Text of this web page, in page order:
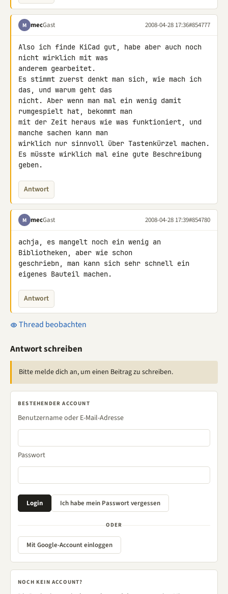
M mecGast 2008-04-28 17:36#854777
Also ich finde KiCad gut, habe aber auch noch
nicht wirklich mit was
anderem gearbeitet.
Es stimmt zuerst denkt man sich, wie mach ich
das, und warum geht das
nicht. Aber wenn man mal ein wenig damit
rumgespielt hat, bekommt man
mit der Zeit heraus wie was funktioniert, und
manche sachen kann man
wirklich nur sinnvoll über Tastenkürzel machen.
Es müsste wirklich mal eine gute Beschreibung
geben.
Antwort
M mecGast 2008-04-28 17:39#854780
achja, es mangelt noch ein wenig an
Bibliotheken, aber wie schon
geschriebn, man kann sich sehr schnell ein
eigenes Bauteil machen.
Antwort
Thread beobachten
Antwort schreiben
Bitte melde dich an, um einen Beitrag zu schreiben.
BESTEHENDER ACCOUNT
Benutzername oder E-Mail-Adresse
Passwort
ODER
Mit Google-Account einloggen
NOCH KEIN ACCOUNT?